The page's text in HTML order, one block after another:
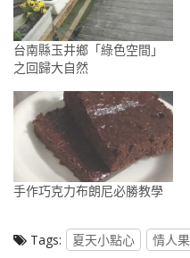
台南縣玉井鄉「綠色空間」
之回歸大自然
手作巧克力布朗尼必勝教學
Tags: 夏天小點心 情人果